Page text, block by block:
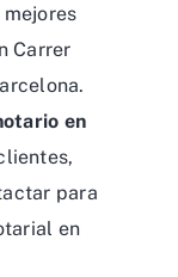
mejores
Carrer
en
para
en